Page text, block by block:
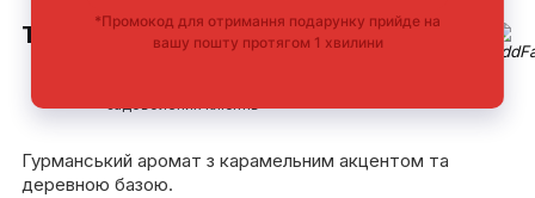
TRAVEL-ПАРФУМ DIRTY SUGAR
задоволених клієнтів
Гурманський аромат з карамельним акцентом та
деревною базою.